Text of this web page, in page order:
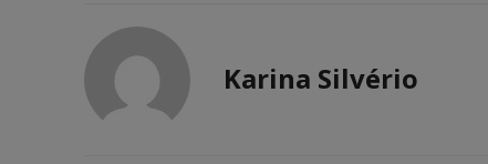
Karina Silvério